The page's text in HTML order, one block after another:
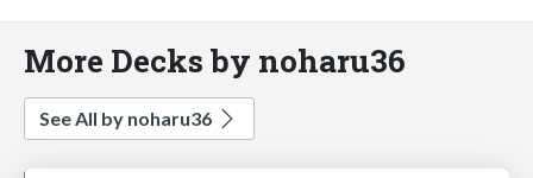
More Decks by noharu36
See All by noharu36